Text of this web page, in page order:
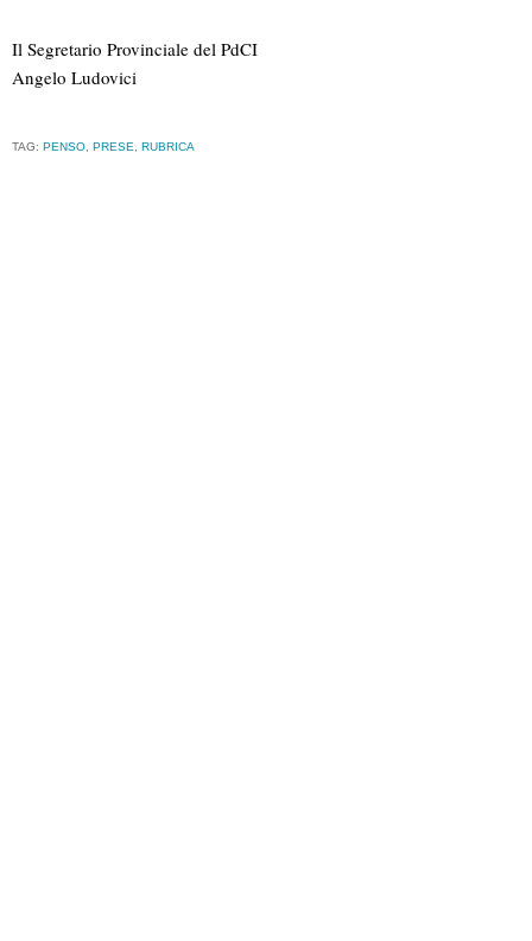
Il Segretario Provinciale del PdCI
Angelo Ludovici
TAG: PENSO PRESE RUBRICA